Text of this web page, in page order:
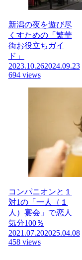
新潟の夜を遊び尽
くすための「繁華
街お役立ちガイ
ド」
2023.10.262024.09.23
694 views
コンパニオンと１
対1の「一人（１
人）宴会」で恋人
気分100％
2021.07.202025.04.08
458 views